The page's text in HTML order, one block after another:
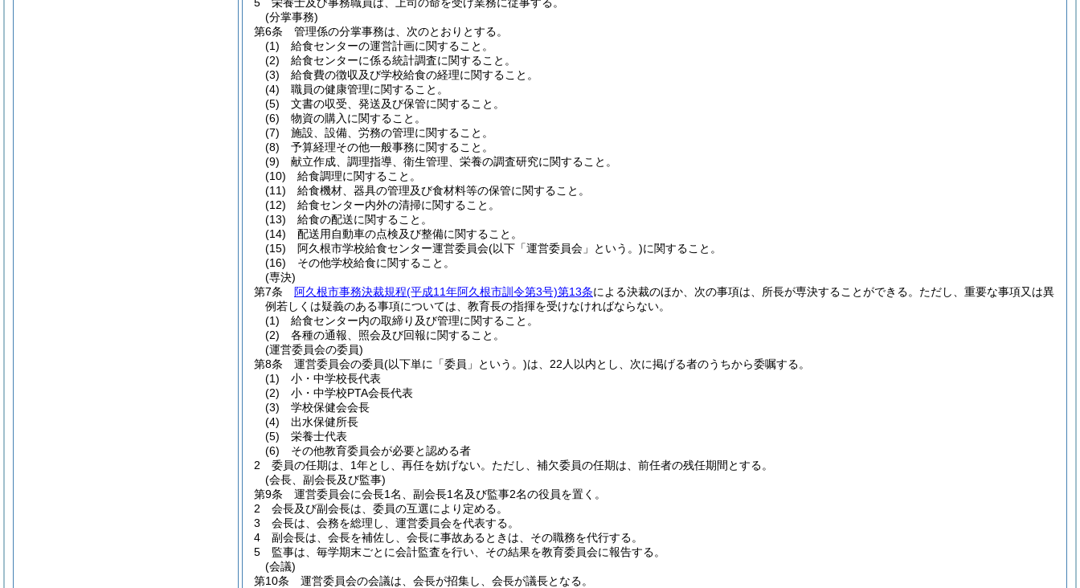
(分掌事務)
第6条
管理係の分掌事務は、次のとおりとする。
(1)
給食センターの運営計画に関すること。
(2)
給食センターに係る統計調査に関すること。
(3)
給食費の徴収及び学校給食の経理に関すること。
(4)
職員の健康管理に関すること。
(5)
文書の収受、発送及び保管に関すること。
(6)
物資の購入に関すること。
(7)
施設、設備、労務の管理に関すること。
(8)
予算経理その他一般事務に関すること。
(9)
献立作成、調理指導、衛生管理、栄養の調査研究に関すること。
(10)
給食調理に関すること。
(11)
給食機材、器具の管理及び食材料等の保管に関すること。
(12)
給食センター内外の清掃に関すること。
(13)
給食の配送に関すること。
(14)
配送用自動車の点検及び整備に関すること。
(15)
阿久根市学校給食センター運営委員会(以下「運営委員会」という。)に関すること。
(16)
その他学校給食に関すること。
(専決)
第7条
阿久根市事務決裁規程(平成11年阿久根市訓令第3号)第13条による決裁のほか、次の事項は、所長が専決することができる。 ただし、重要な事項又は異
例若しくは疑義のある事項については、教育長の指揮を受けなければならない。
(1)
給食センター内の取締り及び管理に関すること。
(2)
各種の通報、照会及び回報に関すること。
(運営委員会の委員)
第8条
運営委員会の委員(以下単に「委員」という。)は、22人以内とし、次に掲げる者のうちから委嘱する。
(1)
小・中学校長代表
(2)
小・中学校PTA会長代表
(3)
学校保健会会長
(4)
出水保健所長
(5)
栄養士代表
(6)
その他教育委員会が必要と認める者
2
委員の任期は、1年とし、再任を妨げない。 ただし、補欠委員の任期は、前任者の残任期間とする。
(会長、副会長及び監事)
第9条
運営委員会に会長1名、副会長1名及び監事2名の役員を置く。
2
会長及び副会長は、委員の互選により定める。
3
会長は、会務を総理し、運営委員会を代表する。
4
副会長は、会長を補佐し、会長に事故あるときは、その職務を代行する。
5
監事は、毎学期末ごとに会計監査を行い、その結果を教育委員会に報告する。
(会議)
第10条
運営委員会の会議は、会長が招集し、会長が議長となる。